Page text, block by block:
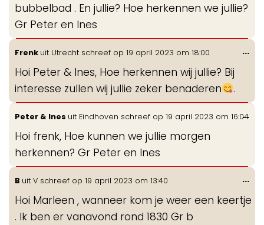
bubbelbad . En jullie? Hoe herkennen we jullie?
Gr Peter en Ines
Frenk uit Utrecht schreef op 19 april 2023 om 18:00
Hoi Peter & Ines, Hoe herkennen wij jullie? Bij
interesse zullen wij jullie zeker benaderen
.
...
Peter & Ines uit Eindhoven schreef op 19 april 2023 om 16:04
Hoi frenk, Hoe kunnen we jullie morgen
herkennen? Gr Peter en Ines
...
B uit V schreef op 19 april 2023 om 13:40
Hoi Marleen , wanneer kom je weer een keertje
. Ik ben er vanavond rond 1830 Gr b
...